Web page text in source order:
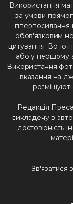
Використання
за умови
гіперпосилання
обов'язковим
цитування. Воно
або у першому
Використання
вказання на
Редакція
викладену в
достовірність
Зв'язатися